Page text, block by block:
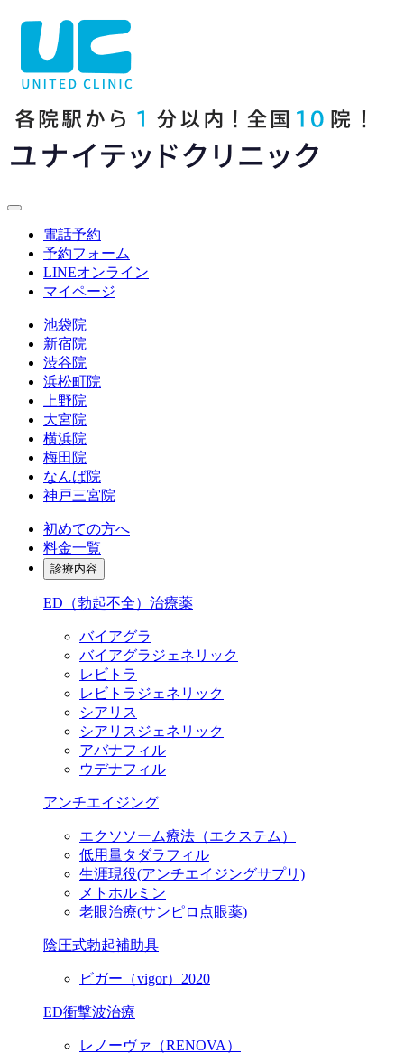
電話予約
予約フォーム
LINEオンライン
マイページ
池袋院
新宿院
渋谷院
浜松町院
上野院
大宮院
横浜院
梅田院
なんば院
神戸三宮院
初めての方へ
料金一覧
診療内容
ED（勃起不全）治療薬
バイアグラ
バイアグラジェネリック
レビトラ
レビトラジェネリック
シアリス
シアリスジェネリック
アバナフィル
ウデナフィル
アンチエイジング
エクソソーム療法（エクステム）
低用量タダラフィル
生涯現役(アンチエイジングサプリ)
メトホルミン
老眼治療(サンピロ点眼薬)
陰圧式勃起補助具
ビガー（vigor）2020
ED衝撃波治療
レノーヴァ（RENOVA）